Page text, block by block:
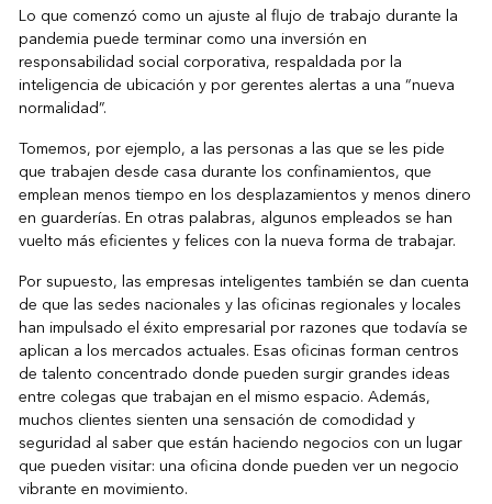
Lo que comenzó como un ajuste al flujo de trabajo durante la
pandemia puede terminar como una inversión en
responsabilidad social corporativa, respaldada por la
inteligencia de ubicación y por gerentes alertas a una “nueva
normalidad”.
Tomemos, por ejemplo, a las personas a las que se les pide
que trabajen desde casa durante los confinamientos, que
emplean menos tiempo en los desplazamientos y menos dinero
en guarderías. En otras palabras, algunos empleados se han
vuelto más eficientes y felices con la nueva forma de trabajar.
Por supuesto, las empresas inteligentes también se dan cuenta
de que las sedes nacionales y las oficinas regionales y locales
han impulsado el éxito empresarial por razones que todavía se
aplican a los mercados actuales. Esas oficinas forman centros
de talento concentrado donde pueden surgir grandes ideas
entre colegas que trabajan en el mismo espacio. Además,
muchos clientes sienten una sensación de comodidad y
seguridad al saber que están haciendo negocios con un lugar
que pueden visitar: una oficina donde pueden ver un negocio
vibrante en movimiento.